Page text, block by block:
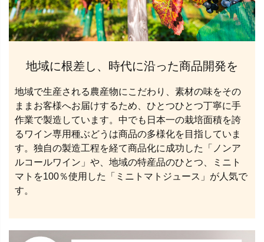
地域に根差し、時代に沿った商品開発を
地域で生産される農産物にこだわり、素材の味をその
ままお客様へお届けするため、ひとつひとつ丁寧に手
作業で製造しています。中でも日本一の栽培面積を誇
るワイン専用種ぶどうは商品の多様化を目指していま
す。独自の製造工程を経て商品化に成功した「ノンア
ルコールワイン」や、地域の特産品のひとつ、ミニト
マトを100％使用した「ミニトマトジュース」が人気で
す。